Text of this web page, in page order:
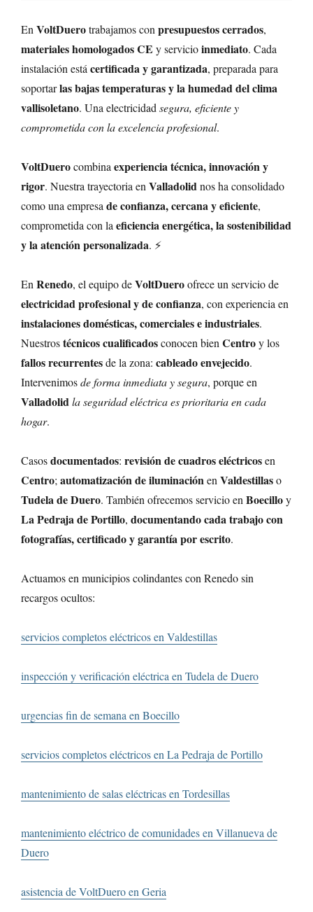
En VoltDuerotrabajamos con presupuestos cerrados,
materiales homologados CE y servicioinmediato. Cada
instalación está certificada y garantizada, preparada para
soportarlas bajas temperaturas y la humedad del clima
vallisoletano. Una electricidad segura, eficiente y
comprometida con la excelencia profesional.
VoltDuerocombina experiencia técnica, innovación y
rigor. Nuestra trayectoria en Valladolidnos ha consolidado
como una empresa de confianza, cercana y eficiente,
comprometida con la eficiencia energética, la sostenibilidad
y la atención personalizada. ⚡
En Renedo, el equipo deVoltDueroofrece un servicio de
electricidad profesional y de confianza, con experiencia en
instalaciones domésticas, comerciales e industriales.
Nuestrostécnicos cualificadosconocen bien Centroy los
fallos recurrentesde la zona: cableado envejecido.
Intervenimosde forma inmediata y segura, porque en
Valladolidla seguridad eléctrica es prioritaria en cada
hogar.
Casosdocumentados: revisión de cuadros eléctricosen
Centro; automatización de iluminaciónen Valdestillaso
Tudela de Duero. También ofrecemos servicio en Boecilloy
La Pedraja de Portillo, documentando cada trabajo con
fotografías, certificado y garantía por escrito.
Actuamos en municipios colindantes con Renedo sin
recargos ocultos:
servicios completos eléctricos en Valdestillas
inspección y verificación eléctrica en Tudela de Duero
urgencias fin de semana en Boecillo
servicios completos eléctricos en La Pedraja de Portillo
mantenimiento de salas eléctricas en Tordesillas
mantenimiento eléctrico de comunidades en Villanueva de
Duero
asistencia de VoltDuero en Geria